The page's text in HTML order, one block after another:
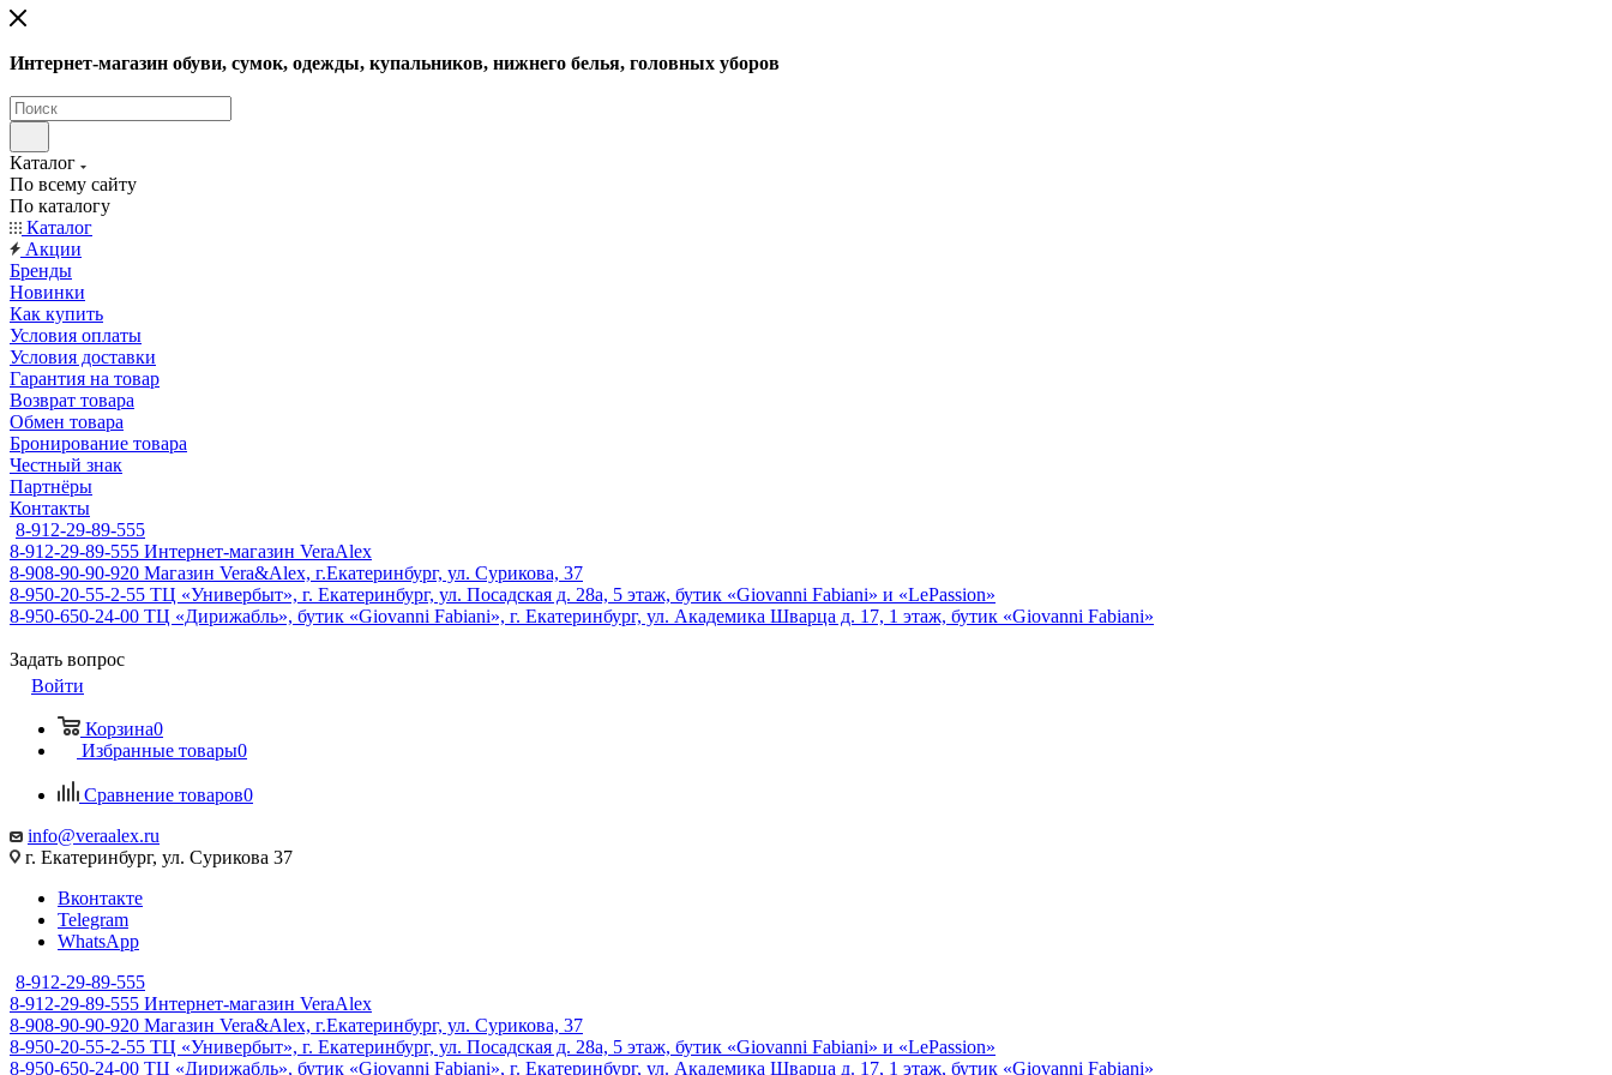
Интернет-магазин обуви, сумок, одежды, купальников, нижнего белья, головных уборов
Каталог
По всему сайту
По каталогу
Каталог
Акции
Бренды
Новинки
Как купить
Условия оплаты
Условия доставки
Гарантия на товар
Возврат товара
Обмен товара
Бронирование товара
Честный знак
Партнёры
Контакты
8-912-29-89-555
8-912-29-89-555 Интернет-магазин VeraAlex
8-908-90-90-920 Магазин Vera&Alex, г.Екатеринбург, ул. Сурикова, 37
8-950-20-55-2-55 ТЦ «Универбыт», г. Екатеринбург, ул. Посадская д. 28а, 5 этаж, бутик «Giovanni Fabiani» и «LePassion»
8-950-650-24-00 ТЦ «Дирижабль», бутик «Giovanni Fabiani», г. Екатеринбург, ул. Академика Шварца д. 17, 1 этаж, бутик «Giovanni Fabiani»
Задать вопрос
Войти
Корзина0
Избранные товары0
Сравнение товаров0
info@veraalex.ru
г. Екатеринбург, ул. Сурикова 37
Вконтакте
Telegram
WhatsApp
8-912-29-89-555
8-912-29-89-555 Интернет-магазин VeraAlex
8-908-90-90-920 Магазин Vera&Alex, г.Екатеринбург, ул. Сурикова, 37
8-950-20-55-2-55 ТЦ «Универбыт», г. Екатеринбург, ул. Посадская д. 28а, 5 этаж, бутик «Giovanni Fabiani» и «LePassion»
8-950-650-24-00 ТЦ «Дирижабль», бутик «Giovanni Fabiani», г. Екатеринбург, ул. Академика Шварца д. 17, 1 этаж, бутик «Giovanni Fabiani»